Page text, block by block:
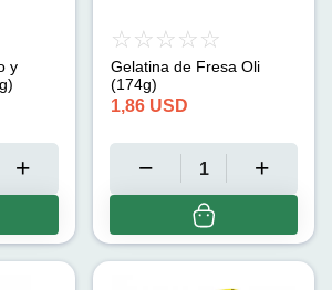
y
Gelatina de Fresa Oli
(174g)
1,86 USD